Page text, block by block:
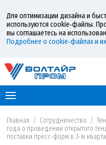
Для оптимизации дизайна и
используются cookie‑файлы.
вы соглашаетесь на
Подробнее о cookie‑файлах и
Главная / Сотрудничество /
года о проведении открытого
поставки пресс-форм в 3-м